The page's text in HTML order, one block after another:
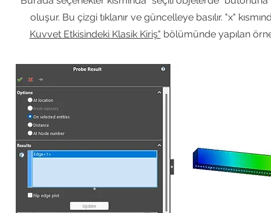
oluşur. Bu çizgi tıklanır ve güncelleye basılır. "x"
Kuvvet Etkisindeki Klasik Kiriş" bölümünde yapılan